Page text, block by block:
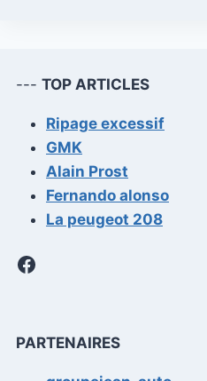
--- TOP ARTICLES
Ripage excessif
GMK
Alain Prost
Fernando alonso
La peugeot 208
Facebook
PARTENAIRES